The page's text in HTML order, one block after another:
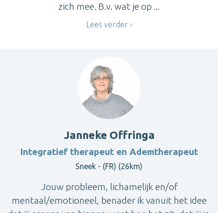
zich mee. B.v. wat je op ...
Lees verder
Janneke Offringa
Integratief therapeut en Ademtherapeut
Sneek - (FR) (26km)
Jouw probleem, lichamelijk en/of
mentaal/emotioneel, benader ik vanuit het idee